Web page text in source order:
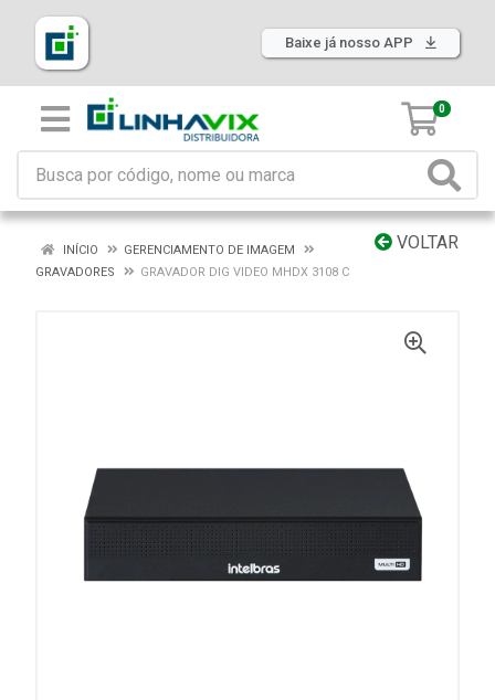
Baixe já nosso APP
0
VOLTAR
INÍCIO
GERENCIAMENTO DE IMAGEM
GRAVADORES
GRAVADOR DIG VIDEO MHDX 3108 C